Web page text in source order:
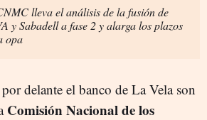
lleva el análisis de la fusión de
y Sabadell a fase 2 y alarga los plazos
opa
delante el banco de La Vela son
Comisión Nacional de los